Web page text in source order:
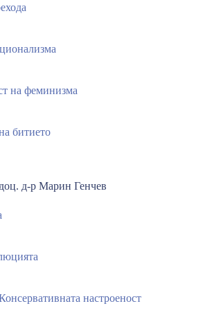
на феминизма
битието
д-р Марин Генчев
настроеност